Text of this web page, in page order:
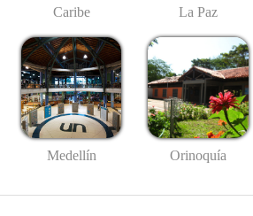
Caribe La Paz
Medellín Orinoquía